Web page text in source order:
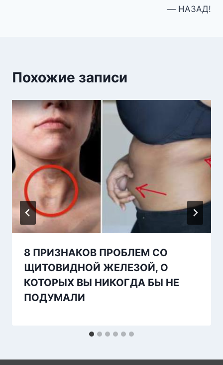
— НАЗАД!
Похожие записи
8 ПРИЗНАКОВ ПРОБЛЕМ СО
ЩИТОВИДНОЙ ЖЕЛЕЗОЙ, О
КОТОРЫХ ВЫ НИКОГДА БЫ НЕ
ПОДУМАЛИ